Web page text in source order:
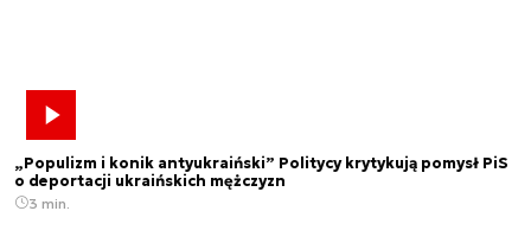
„Populizm i konik antyukraiński” Politycy krytykują pomysł PiS
o deportacji ukraińskich mężczyzn
3 min.